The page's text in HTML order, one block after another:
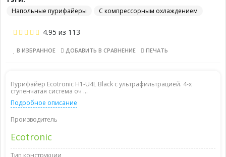
Напольные пурифайеры С компрессорным охлаждением
4.95 из 113
В ИЗБРАННОЕ ДОБАВИТЬ В СРАВНЕНИЕ ПЕЧАТЬ
Пурифайер Ecotronic H1-U4L Black с ультрафильтрацией. 4-х
ступенчатая система оч ...
Подробное описание
Производитель
Ecotronic
Тип конструкции